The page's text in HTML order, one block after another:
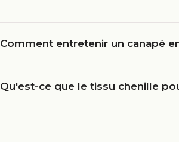
Comment entretenir un canapé
Qu'est-ce que le tissu chenille